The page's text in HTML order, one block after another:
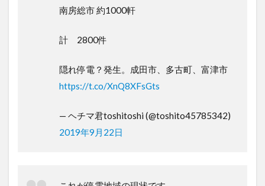
南房総市 約1000軒
計 2800件
隠れ停電？発生。成田市、多古町、富津市
https://t.co/XnQ8XFsGts
— ヘチマ君toshitoshi (@toshito45785342)
2019年9月22日